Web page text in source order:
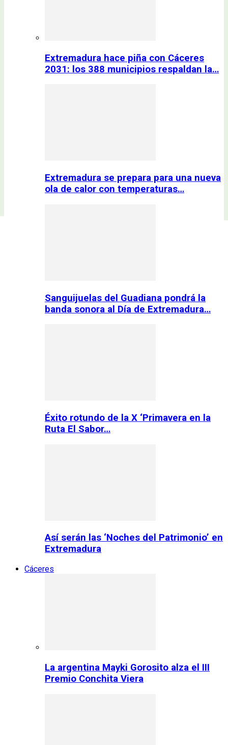
Extremadura hace piña con Cáceres
2031: los 388 municipios respaldan la…
Extremadura se prepara para una nueva
ola de calor con temperaturas…
Sanguijuelas del Guadiana pondrá la
banda sonora al Día de Extremadura…
Éxito rotundo de la X ‘Primavera en la
Ruta El Sabor…
Así serán las ‘Noches del Patrimonio’ en
Extremadura
Cáceres
La argentina Mayki Gorosito alza el III
Premio Conchita Viera